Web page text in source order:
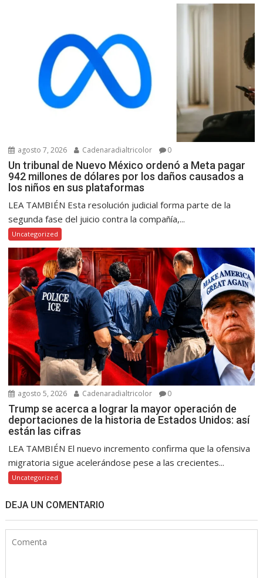
agosto 7, 2026 Cadenaradialtricolor 0
Un tribunal de Nuevo México ordenó a Meta pagar
942 millones de dólares por los daños causados a
los niños en sus plataformas
LEA TAMBIÉN Esta resolución judicial forma parte de la
segunda fase del juicio contra la compañía,...
Uncategorized
agosto 5, 2026 Cadenaradialtricolor 0
Trump se acerca a lograr la mayor operación de
deportaciones de la historia de Estados Unidos: así
están las cifras
LEA TAMBIÉN El nuevo incremento confirma que la ofensiva
migratoria sigue acelerándose pese a las crecientes...
Uncategorized
DEJA UN COMENTARIO